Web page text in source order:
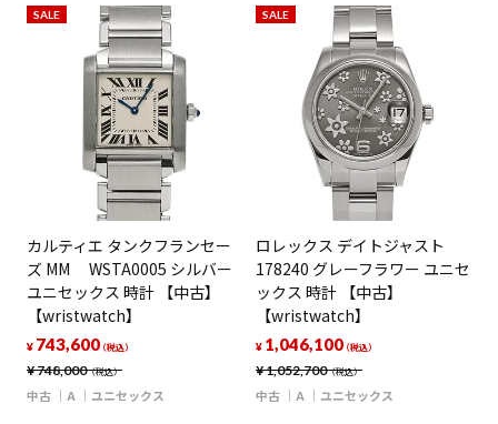
SALE
カルティエ タンクフランセー
ズ MM WSTA0005 シルバー
ユニセックス 時計 【中古】
【wristwatch】
¥748,000（税込）
¥ 743,600（税込）
中古 A ユニセックス
SALE
ロレックス デイトジャスト
178240 グレーフラワー ユニセ
ックス 時計 【中古】
【wristwatch】
¥1,052,700（税込）
¥ 1,046,100（税込）
中古 A ユニセックス